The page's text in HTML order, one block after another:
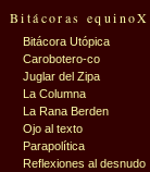
Bitácoras
Bitácora Utópica
Carobotero-co
Juglar del Zipa
La Columna
La Rana Berden
Ojo al texto
Parapolítica
Reflexiones al desnudo